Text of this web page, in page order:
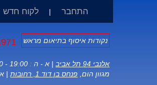
התחבר | לקוח חדש
נקודות איסוף בתיאום מראש
אלנבי 94 תל אביב
| א - ה : 19:00 - 10:00, ו : 14:00 - 10:00
מגוון הום, פנחס בן דוד 1, רחובות | א - ה :